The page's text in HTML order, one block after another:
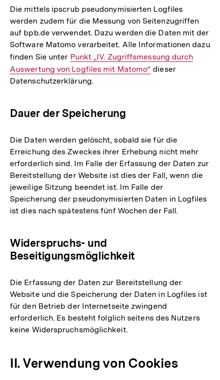
Die mittels ipscrub pseudonymisierten Logfiles
werden zudem für die Messung von Seitenzugriffen
auf bpb.de verwendet. Dazu werden die Daten mit der
Software Matomo verarbeitet. Alle Informationen dazu
finden Sie unter Interner
Link:
Punkt „IV. Zugriffsmessung durch
Auswertung von Logfiles mit Matomo“ dieser
Datenschutzerklärung.
Dauer der Speicherung
Die Daten werden gelöscht, sobald sie für die
Erreichung des Zweckes ihrer Erhebung nicht mehr
erforderlich sind. Im Falle der Erfassung der Daten zur
Bereitstellung der Website ist dies der Fall, wenn die
jeweilige Sitzung beendet ist. Im Falle der
Speicherung der pseudonymisierten Daten in Logfiles
ist dies nach spätestens fünf Wochen der Fall.
Widerspruchs- und
Beseitigungsmöglichkeit
Die Erfassung der Daten zur Bereitstellung der
Website und die Speicherung der Daten in Logfiles ist
für den Betrieb der Internetseite zwingend
erforderlich. Es besteht folglich seitens des Nutzers
keine Widerspruchsmöglichkeit.
II. Verwendung von Cookies